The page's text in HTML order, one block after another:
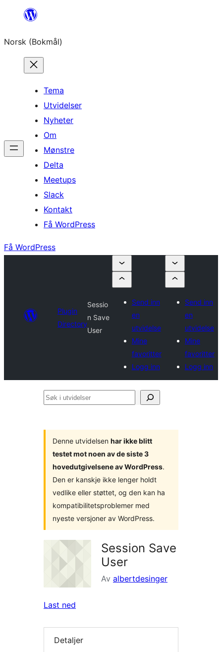
Hopp
innhold
Norsk (Bokmål)
Tema
Utvidelser
Nyheter
Om
Mønstre
Delta
Meetups
Slack
Kontakt
Få WordPress
Få WordPress
Plugin
Directory
Sessio
n Save
User
Send inn
en
utvidelse
Mine
favoritter
Logg inn
Send inn
en
utvidelse
Mine
favoritter
Logg inn
Søk
Denne utvidelsen har ikke blitt
testet mot noen av de siste 3
hovedutgivelsene av WordPress.
Den er kanskje ikke lenger holdt
vedlike eller støttet, og den kan ha
kompatibilitetsproblemer med
nyeste versjoner av WordPress.
Session Save
User
Av albertdesinger
Last ned
Detaljer